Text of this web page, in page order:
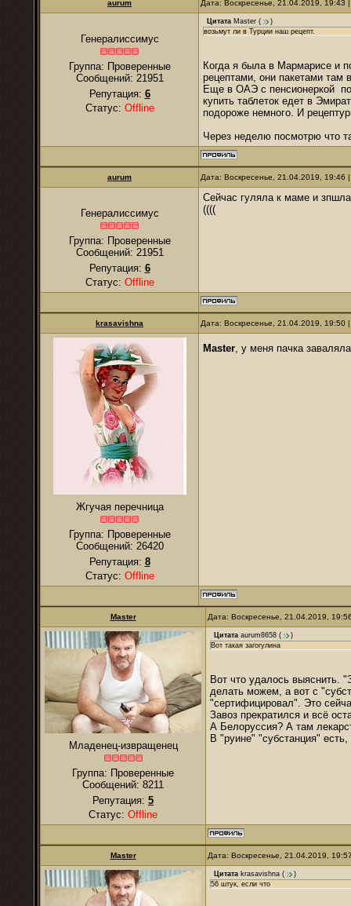
аurum Дата: Воскресенье, 21.04.2019,
Генералиссимус
Группа: Проверенные
Сообщений: 21951
Репутация: 6
Статус: Offline
Цитата Master (
)
возьмут ли в Турции наш рецепт.
Когда я была в Мармарисе и
рецептами, они пакетами там
Еще в ОАЭ с пенсионеркой
купить таблеток едет в
подороже немного. И
Через неделю посмотрю что
аurum Дата: Воскресенье, 21.04.2019,
Генералиссимус
Группа: Проверенные
Сообщений: 21951
Репутация: 6
Статус: Offline
Сейчас гуляла к маме и
((((
krasavishna Дата: Воскресенье, 21.04.2019,
Жгучая перечница
Группа: Проверенные
Сообщений: 26420
Репутация: 8
Статус: Offline
Master , у меня пачка
Master Дата: Воскресенье, 21.04.2019,
Младенец-извращенец
Группа: Проверенные
Сообщений: 8211
Репутация: 5
Статус: Offline
Цитата aurum8658 (
)
Вот такая загогулина
Вот что удалось выяснить.
делать можем, а вот с
"сертифицировал". Это
Завоз прекратился и всё
А Белоруссия? А там
В "руине" "субстанция"
Master Дата: Воскресенье, 21.04.2019,
Цитата krasavishna (
)
56 штук, если что